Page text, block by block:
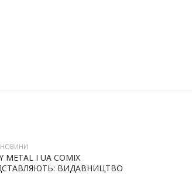
НОВИНИ
METAL І UA COMIX
ВИДАВНИЦТВО